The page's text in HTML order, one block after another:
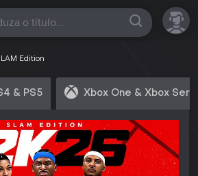
Edition
& PS5 Xbox One & Xbox